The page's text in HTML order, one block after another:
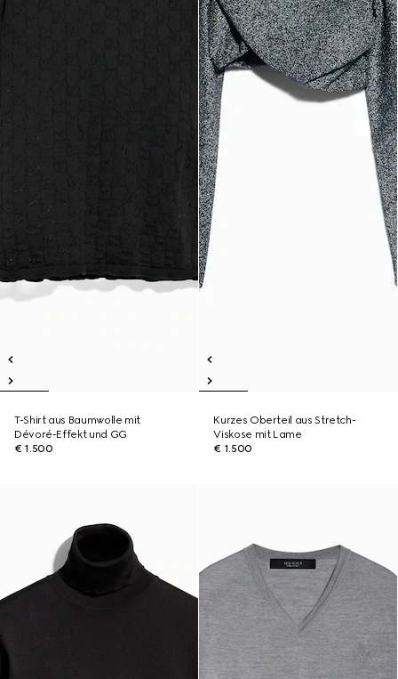
T-Shirt aus Baumwolle mit
Dévoré-Effekt und GG
€ 1.500
Kurzes Oberteil aus Stretch-
Viskose mit Lame
€ 1.500